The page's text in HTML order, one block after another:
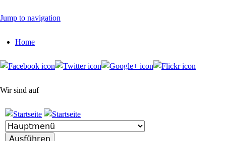
Jump to navigation
Home
Wir sind auf